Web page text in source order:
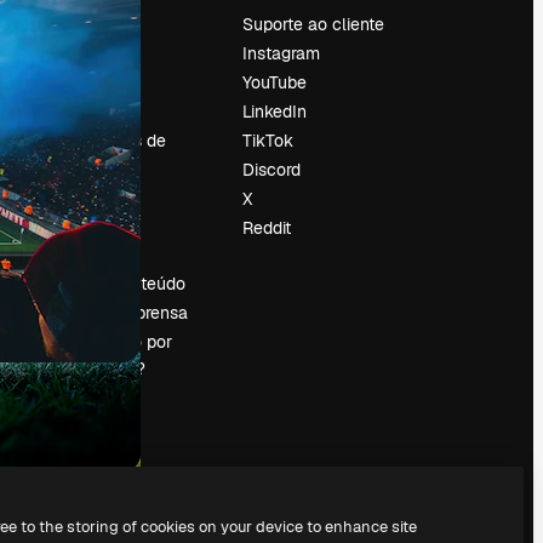
Preços
Sobre nós
Reviews
Emprego
Tendências de
pesquisa
Blog
Eventos
Vender conteúdo
Sala de imprensa
Procurando por
magnific.ai?
Suporte ao cliente
Instagram
YouTube
LinkedIn
TikTok
Discord
X
Reddit
to the storing of cookies on your device to enhance site